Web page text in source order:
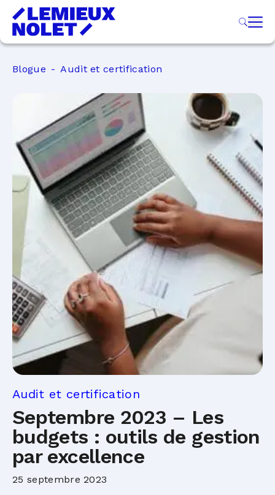
Blogue Audit et certification
Audit et certification
Septembre 2023 – Les
budgets : outils de gestion
par excellence
25 septembre 2023